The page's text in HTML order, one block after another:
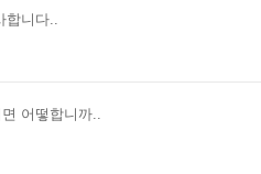
합니다..
어떻합니까..